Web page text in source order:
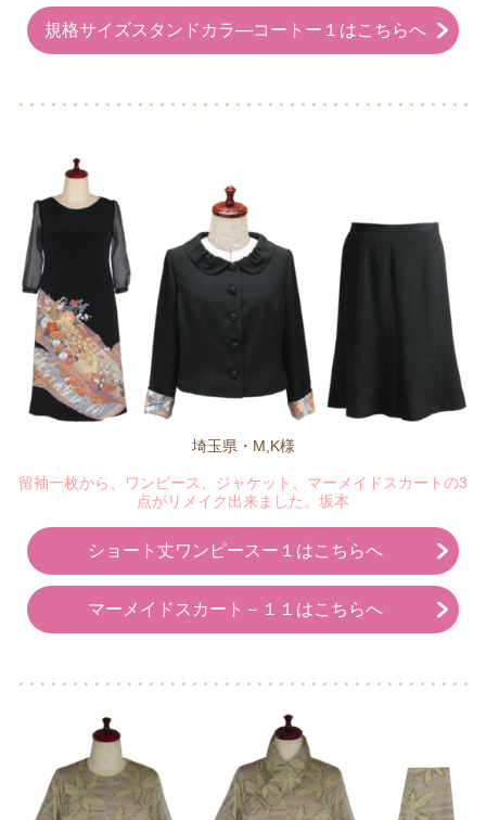
規格サイズスタンドカラ―コートー１はこちらへ
埼玉県・M,K様
留袖一枚から、ワンピース、ジャケット、マーメイドスカートの3
点がリメイク出来ました。坂本
ショート丈ワンピースー１はこちらへ
マーメイドスカート－１１はこちらへ